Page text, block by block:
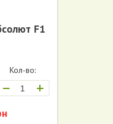
F1
Кол-во:
+